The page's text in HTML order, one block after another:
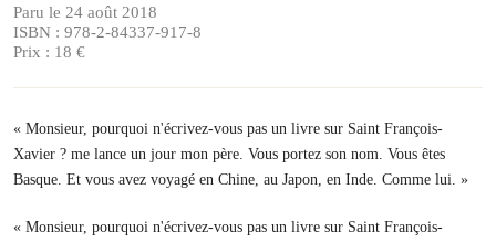
Paru le 24 août 2018
ISBN : 978-2-84337-917-8
Prix : 18 €
« Monsieur, pourquoi n'écrivez-vous pas un livre sur Saint François-
Xavier ? me lance un jour mon père. Vous portez son nom. Vous êtes
Basque. Et vous avez voyagé en Chine, au Japon, en Inde. Comme lui. »
« Monsieur, pourquoi n'écrivez-vous pas un livre sur Saint François-